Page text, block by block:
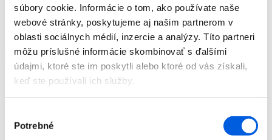
súbory cookie. Informácie o tom, ako používate naše
webové stránky, poskytujeme aj našim partnerom v
oblasti sociálnych médií, inzercie a analýzy. Títo partneri
môžu príslušné informácie skombinovať s ďalšími
údajmi, ktoré ste im poskytli alebo ktoré od vás získali,
keď ste používali ich služby.
súhlasu
Potrebné
Predajne
O nás
Kontakt
Detail produktu
Domov
Vesta dámska - Riani